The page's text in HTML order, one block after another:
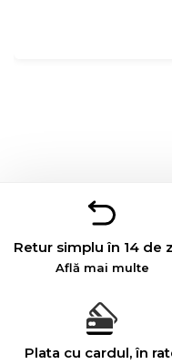
Retur simplu în 14 de
Află mai multe
Plata cu cardul, în